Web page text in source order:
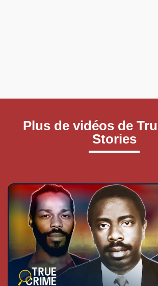
Plus de vidéos de
Stories